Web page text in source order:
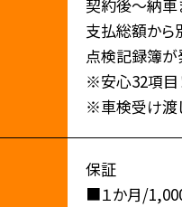
契約後～納車
支払総額から
点検記録簿が
※安心32項目
※車検受け渡
保証
■１か月/